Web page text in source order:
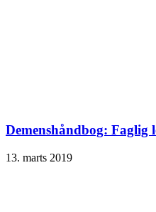
Demenshåndbog: Faglig
13. marts 2019